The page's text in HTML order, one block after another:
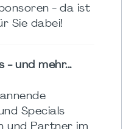
- da ist
Sie dabei!
- und mehr...
Specials